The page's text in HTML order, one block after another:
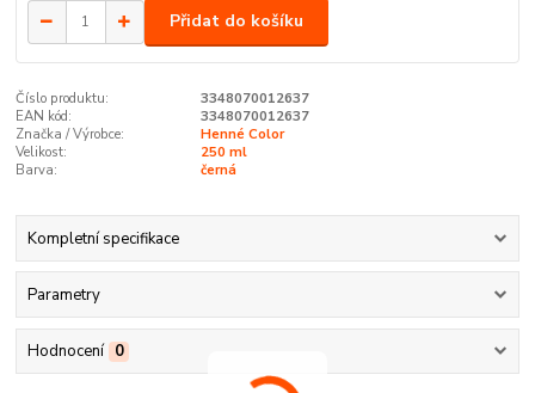
Přidat do košíku
Číslo produktu:
3348070012637
EAN kód:
3348070012637
Značka / Výrobce:
Henné Color
Velikost:
250 ml
Barva:
černá
Kompletní specifikace
Parametry
Hodnocení 0